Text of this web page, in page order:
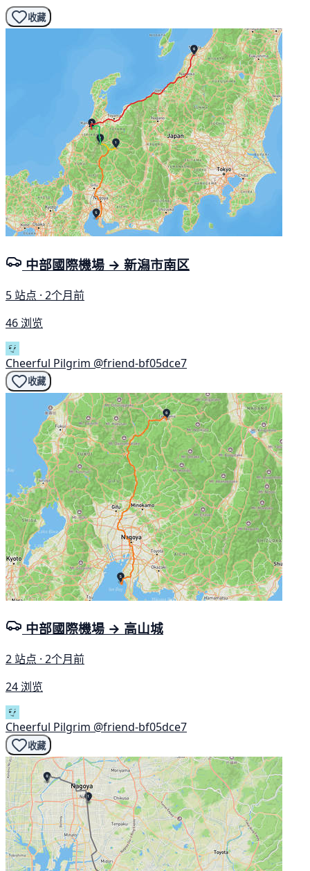
收藏
中部國際機場 → 新潟市南区
5 站点 · 2个月前
46 浏览
Cheerful Pilgrim @friend-bf05dce7
收藏
中部國際機場 → 高山城
2 站点 · 2个月前
24 浏览
Cheerful Pilgrim @friend-bf05dce7
收藏